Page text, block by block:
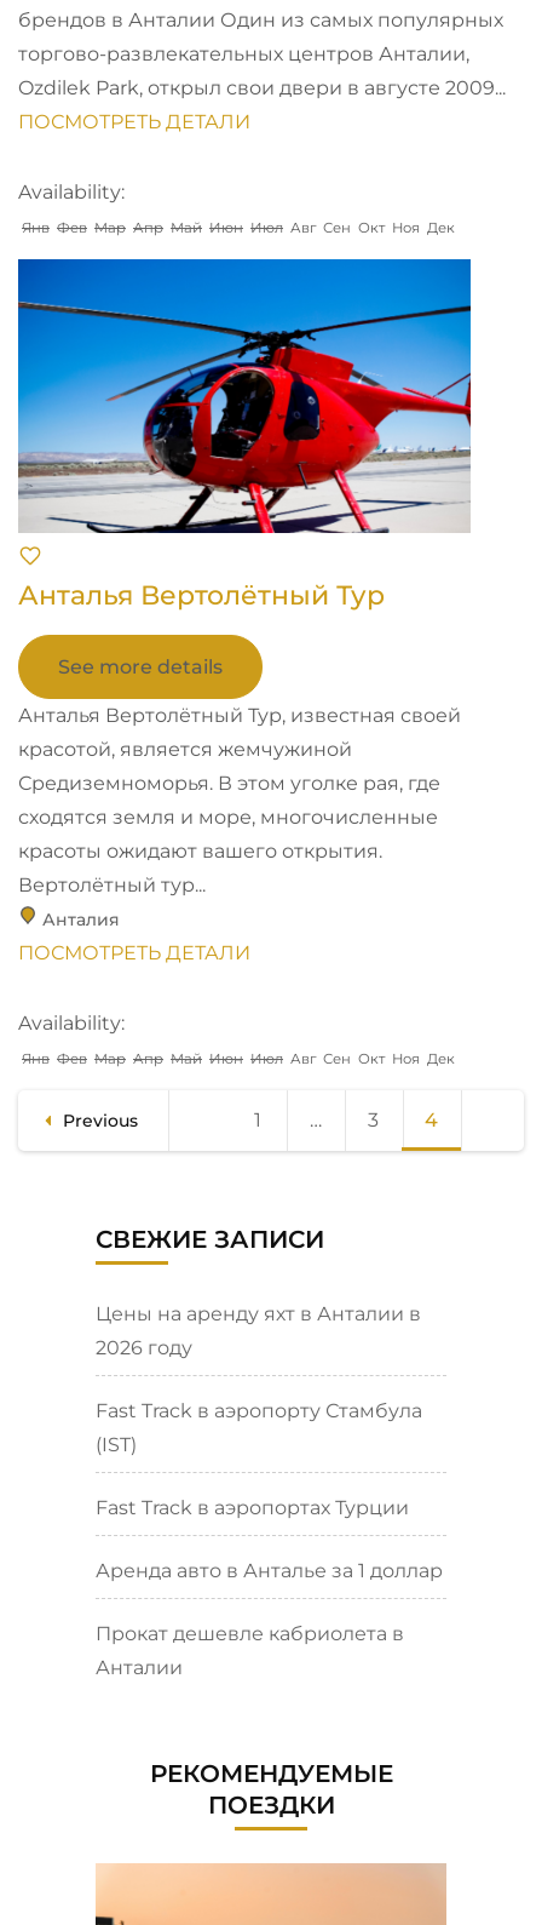
брендов в Анталии Один из самых популярных
торгово-развлекательных центров Анталии,
Ozdilek Park, открыл свои двери в августе 2009...
ПОСМОТРЕТЬ ДЕТАЛИ
Availability:
Янв Фев Мар Апр Май Июн Июл Авг Сен Окт Ноя Дек
Анталья Вертолётный Тур
See more details
Анталья Вертолётный Тур, известная своей
красотой, является жемчужиной
Средиземноморья. В этом уголке рая, где
сходятся земля и море, многочисленные
красоты ожидают вашего открытия.
Вертолётный тур...
Анталия
ПОСМОТРЕТЬ ДЕТАЛИ
Availability:
Янв Фев Мар Апр Май Июн Июл Авг Сен Окт Ноя Дек
Пагинация
записей
Previous 1 … Page
3 Page
4
СВЕЖИЕ ЗАПИСИ
Цены на аренду яхт в Анталии в
2026 году
Fast Track в аэропорту Стамбула
(IST)
Fast Track в аэропортах Турции
Аренда авто в Анталье за 1 доллар
Прокат дешевле кабриолета в
Анталии
РЕКОМЕНДУЕМЫЕ
ПОЕЗДКИ